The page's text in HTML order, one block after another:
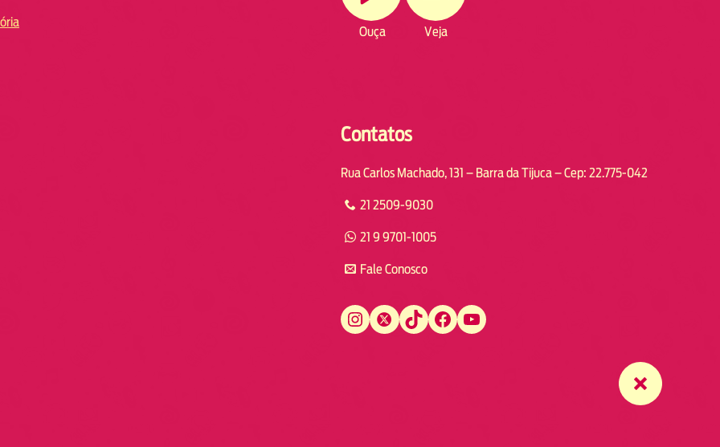
Ouça Veja
Contatos
Rua Carlos Machado, 131 – Barra da Tijuca – Cep: 22.775-042
21 2509-9030
21 9 9701-1005
Fale Conosco
Instagram Twitter TikTok Facebook YouTube